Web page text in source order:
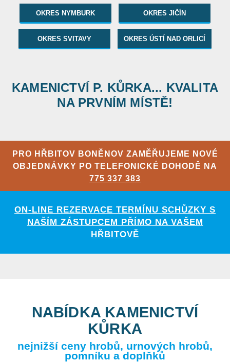
OKRES NYMBURK OKRES JIČÍN
OKRES SVITAVY OKRES ÚSTÍ NAD ORLICÍ
KAMENICTVÍ P. KŮRKA... KVALITA
NA PRVNÍM MÍSTĚ!
PRO HŘBITOV BONĚNOV ZAMĚŘUJEME NOVÉ
OBJEDNÁVKY PO TELEFONICKÉ DOHODĚ NA
775 337 383
ON-LINE REZERVACE TERMÍNU SCHŮZKY S
NAŠÍM ZÁSTUPCEM PŘÍMO NA VAŠEM
HŘBITOVĚ
NABÍDKA KAMENICTVÍ
KŮRKA
nejnižší ceny hrobů, urnových hrobů,
pomníku a doplňků